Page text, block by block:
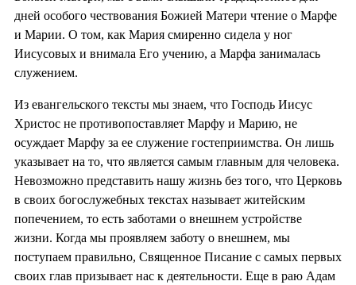
дней особого чествования Божией Матери чтение о Марфе
и Марии. О том, как Мария смиренно сидела у ног
Иисусовых и внимала Его учению, а Марфа занималась
служением.
Из евангельского тексты мы знаем, что Господь Иисус
Христос не противопоставляет Марфу и Марию, не
осуждает Марфу за ее служение гостеприимства. Он лишь
указывает на то, что является самым главным для человека.
Невозможно представить нашу жизнь без того, что Церковь
в своих богослужебных текстах называет житейским
попечением, то есть заботами о внешнем устройстве
жизни. Когда мы проявляем заботу о внешнем, мы
поступаем правильно, Священное Писание с самых первых
своих глав призывает нас к деятельности. Еще в раю Адам